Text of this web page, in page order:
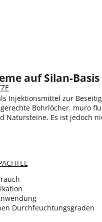
auf Silan-
Injektionsmittel zur
Bohrlöcher. muro
Natursteine. Es ist jedoch
Durchfeuchtungsgraden